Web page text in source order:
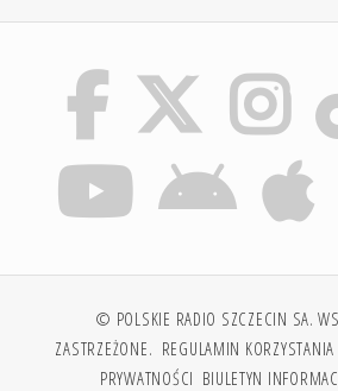
© POLSKIE RADIO SZCZECIN SA.
ZASTRZEŻONE. REGULAMIN
PRYWATNOŚCI BIULETYN